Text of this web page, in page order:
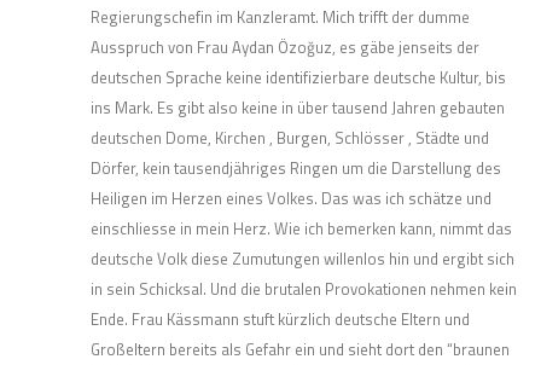
Regierungschefin im Kanzleramt. Mich trifft der dumme
Ausspruch von Frau Aydan Özoğuz, es gäbe jenseits der
deutschen Sprache keine identifizierbare deutsche Kultur, bis
ins Mark. Es gibt also keine in über tausend Jahren gebauten
deutschen Dome, Kirchen , Burgen, Schlösser , Städte und
Dörfer, kein tausendjähriges Ringen um die Darstellung des
Heiligen im Herzen eines Volkes. Das was ich schätze und
einschliesse in mein Herz. Wie ich bemerken kann, nimmt das
deutsche Volk diese Zumutungen willenlos hin und ergibt sich
in sein Schicksal. Und die brutalen Provokationen nehmen kein
Ende. Frau Kässmann stuft kürzlich deutsche Eltern und
Großeltern bereits als Gefahr ein und sieht dort den “braunen